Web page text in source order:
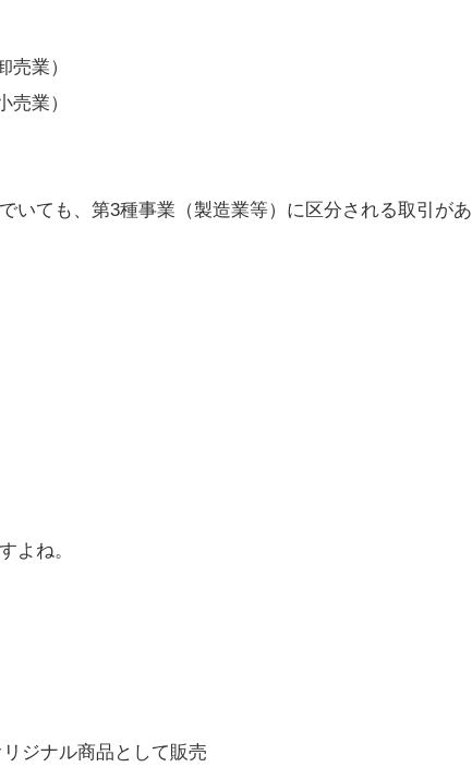
業）
業）
いても、第3種事業（製造業等）に区分される取引があ
よね。
ジナル商品として販売